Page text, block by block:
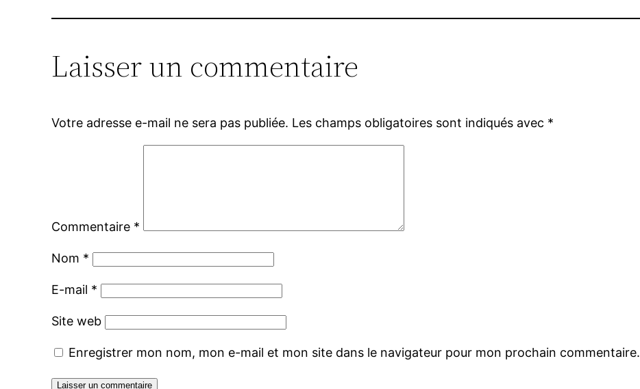
Laisser un commentaire
Votre adresse e-mail ne sera pas publiée. Les champs obligatoires sont indiqués avec *
Commentaire *
Nom *
E-mail *
Site web
Enregistrer mon nom, mon e-mail et mon site dans le navigateur pour mon prochain commentaire.